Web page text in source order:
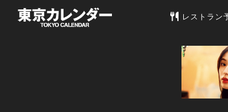
東京カレンダ
レストラン